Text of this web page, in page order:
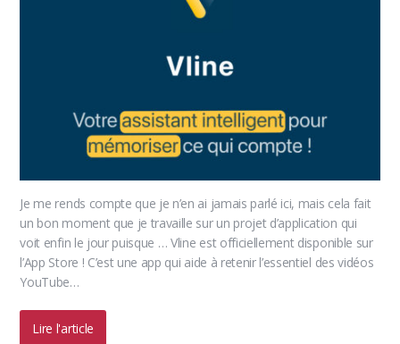
Je me rends compte que je n’en ai jamais parlé ici, mais cela fait
un bon moment que je travaille sur un projet d’application qui
voit enfin le jour puisque … Vline est officiellement disponible sur
l’App Store ! C’est une app qui aide à retenir l’essentiel des vidéos
YouTube…
Lire l'article